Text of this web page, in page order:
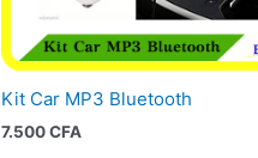
Kit Car MP3 Bluetooth
7.500CFA